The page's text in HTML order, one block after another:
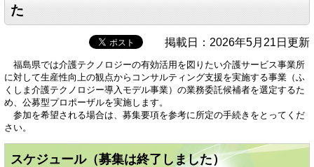
た
掲載日：2026年5月21日更新
福島県では介護テクノロジーの有効活用を図りたい介護サービス事業所
に対して生産性向上の観点からコンサルティング支援を実施する事業（ふ
くしま介護テクノロジー導入モデル事業）の業務委託候補者を選定するた
め、公募型プロポーザルを実施します。
参加を希望される場合は、募集要項を参考に所定の手続きをとってくだ
さい。
スケジュール（募集は終了しました）